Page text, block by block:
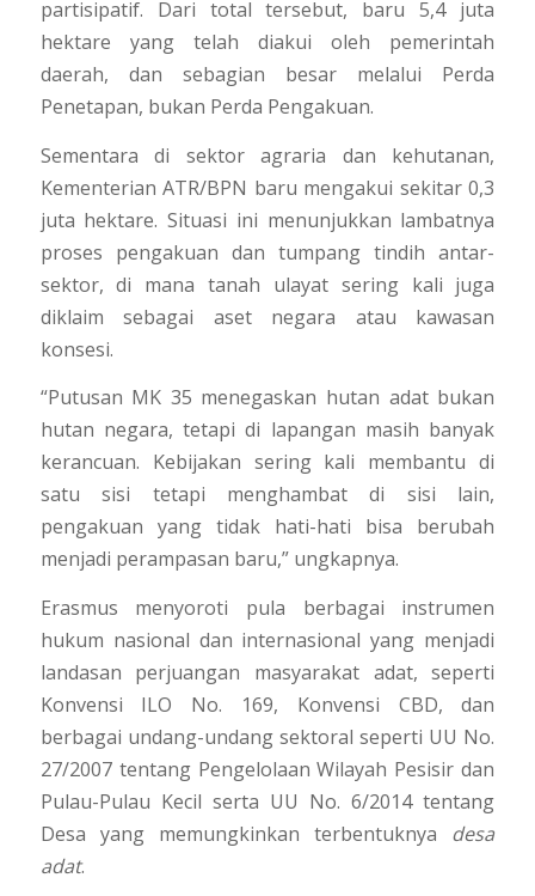
partisipatif. Dari total tersebut, baru 5,4 juta
hektare yang telah diakui oleh pemerintah
daerah, dan sebagian besar melalui Perda
Penetapan, bukan Perda Pengakuan.
Sementara di sektor agraria dan kehutanan,
Kementerian ATR/BPN baru mengakui sekitar 0,3
juta hektare. Situasi ini menunjukkan lambatnya
proses pengakuan dan tumpang tindih antar-
sektor, di mana tanah ulayat sering kali juga
diklaim sebagai aset negara atau kawasan
konsesi.
“Putusan MK 35 menegaskan hutan adat bukan
hutan negara, tetapi di lapangan masih banyak
kerancuan. Kebijakan sering kali membantu di
satu sisi tetapi menghambat di sisi lain,
pengakuan yang tidak hati-hati bisa berubah
menjadi perampasan baru,” ungkapnya.
Erasmus menyoroti pula berbagai instrumen
hukum nasional dan internasional yang menjadi
landasan perjuangan masyarakat adat, seperti
Konvensi ILO No. 169, Konvensi CBD, dan
berbagai undang-undang sektoral seperti UU No.
27/2007 tentang Pengelolaan Wilayah Pesisir dan
Pulau-Pulau Kecil serta UU No. 6/2014 tentang
Desa yang memungkinkan terbentuknya desa
adat.